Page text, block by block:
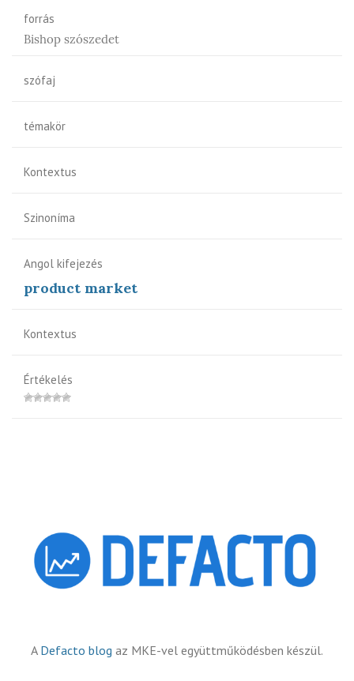
forrás
Bishop szószedet
szófaj
témakör
Kontextus
Szinoníma
Angol kifejezés
product market
Kontextus
Értékelés
A Defacto blog az MKE-vel együttműködésben készül.